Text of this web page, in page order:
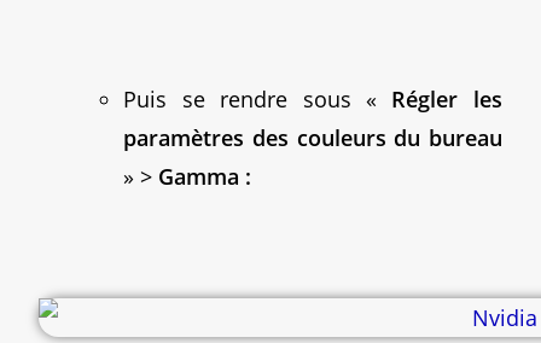
Puis se rendre sous « Régler les
paramètres des couleurs du bureau
» > Gamma :